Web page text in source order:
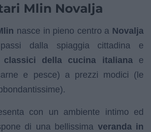
Mlin Novalja
nasce in pieno centro a Novalja
dalla spiaggia cittadina e
classici della cucina italianae
e pesce) a prezzi modici (le
con un ambiente intimo ed
di una bellissima veranda in